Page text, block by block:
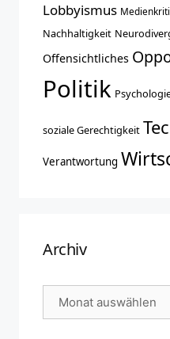
Lobbyismus
Nachhaltigkeit
Offensichtliches
Politik
soziale Gerechtigkeit
Verantwortung
Archiv
Archiv